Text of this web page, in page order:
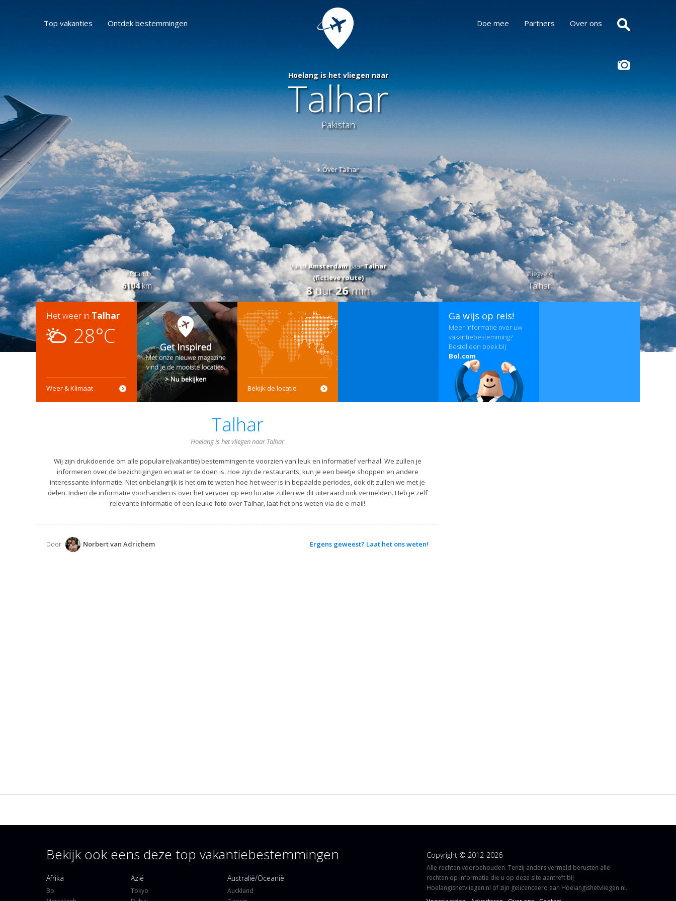
Top vakanties Ontdek bestemmingen Doe mee Partners Over ons
Hoelang is het vliegen naar
Talhar
Pakistan
Over Talhar
Afstand
6104km
VanafAmsterdamnaarTalhar
(fictieve route)
8uur26min
Vliegveld
Talhar
Het weer in Talhar
28°C
Weer & Klimaat Bekijk de locatie
Ga wijs op reis!
Meer informatie over uw
vakantiebestemming?
Bestel een boek bij
Bol.com
Talhar
Hoelang is het vliegen naar Talhar
Wij zijn drukdoende om alle populaire(vakantie) bestemmingen te voorzien van leuk en informatief verhaal. We zullen je
informeren over de bezichtigingen en wat er te doen is. Hoe zijn de restaurants, kun je een beetje shoppen en andere
interessante informatie. Niet onbelangrijk is het om te weten hoe het weer is in bepaalde periodes, ook dit zullen we met je
delen. Indien de informatie voorhanden is over het vervoer op een locatie zullen we dit uiteraard ook vermelden. Heb je zelf
relevante informatie of een leuke foto over Talhar, laat het ons weten via de e-mail!
Door Norbert van Adrichem Ergens geweest? Laat het ons weten!
Bekijk ook eens deze top vakantiebestemmingen
Afrika
Bo
Azië
Tokyo
Australië/Oceanië
Auckland
Copyright © 2012-2026
Alle rechten voorbehouden. Tenzij anders vermeld berusten alle
rechten op informatie die u op deze site aantreft bij
Hoelangishetvliegen.nl of zijn gelicenceerd aan Hoelangishetvliegen.nl.